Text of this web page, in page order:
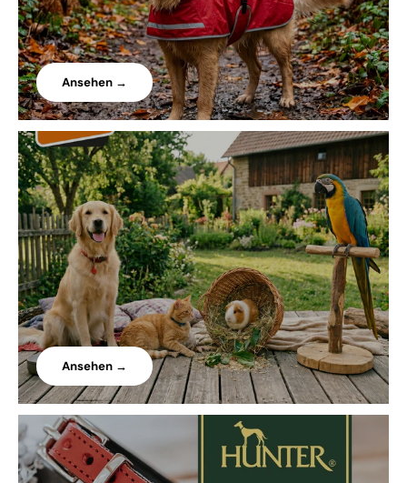
Ansehen →
Ansehen →